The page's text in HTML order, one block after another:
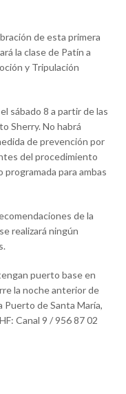
de esta primera
la clase de Patín a
y Tripulación
sábado 8 a partir de las
Sherry. No habrá
de prevención por
del procedimiento
para ambas
de la
realizará ningún
puerto base en
la noche anterior de
Puerto de Santa María,
Canal 9 / 956 87 02